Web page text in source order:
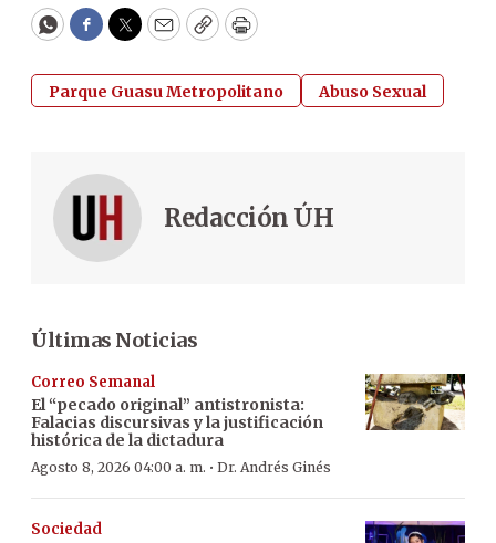
WhatsApp
Facebook
Twitter
EmailCopyPrint
Parque Guasu Metropolitano Abuso Sexual
Redacción ÚH
Últimas Noticias
Correo Semanal
El “pecado original” antistronista:
Falacias discursivas y la justificación
histórica de la dictadura
Agosto 8, 2026 04:00 a. m. · Dr. Andrés Ginés
Sociedad